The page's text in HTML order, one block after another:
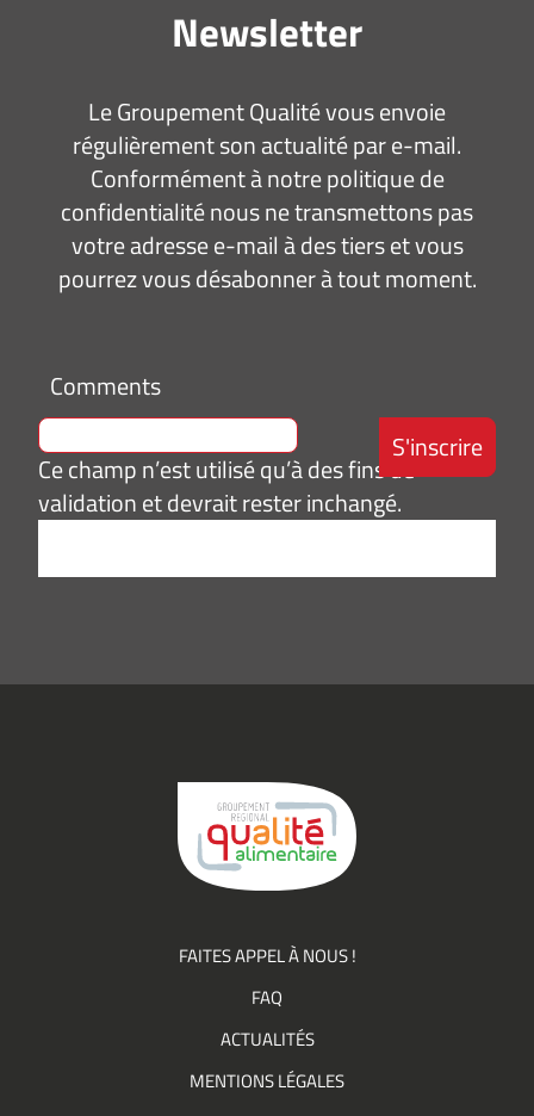
Newsletter
Le Groupement Qualité vous envoie
régulièrement son actualité par e-mail.
Conformément à notre politique de
confidentialité nous ne transmettons pas
votre adresse e-mail à des tiers et vous
pourrez vous désabonner à tout moment.
Comments
Ce champ n’est utilisé qu’à des fins de
validation et devrait rester inchangé.
e-
FAITES APPEL À NOUS !
FAQ
ACTUALITÉS
MENTIONS LÉGALES